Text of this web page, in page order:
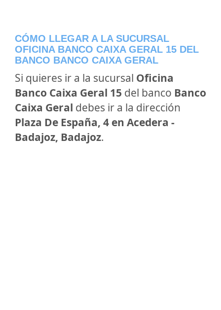
CÓMO LLEGAR A LA SUCURSAL
OFICINA BANCO CAIXA GERAL 15 DEL
BANCO BANCO CAIXA GERAL
Si quieres ir a la sucursal Oficina
Banco Caixa Geral 15 del banco Banco
Caixa Geral debes ir a la dirección
Plaza De España, 4 en Acedera -
Badajoz, Badajoz.